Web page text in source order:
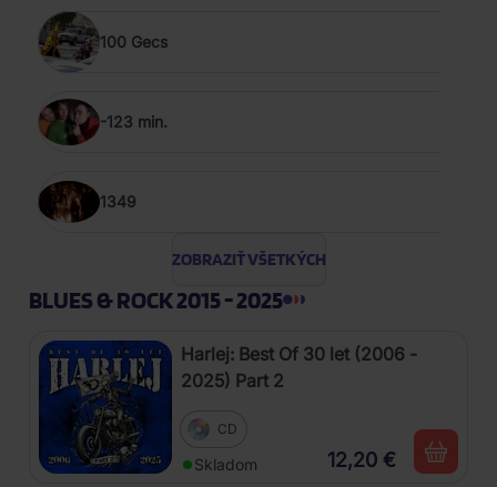
100 Gecs
-123 min.
1349
ZOBRAZIŤ VŠETKÝCH
BLUES & ROCK 2015 - 2025
Harlej: Best Of 30 let (2006 -
2025) Part 2
CD
Skladom 12,20 €